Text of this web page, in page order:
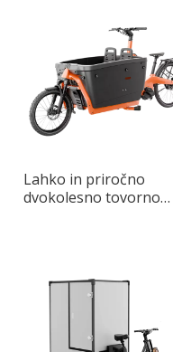
Lahko in priročno
dvokolesno tovorno